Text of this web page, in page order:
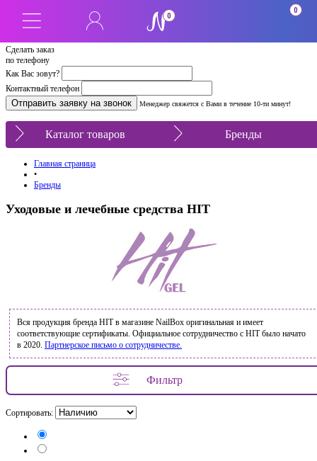
Сделать заказ
по телефону
Как Вас зовут?
Контактный телефон
Менеджер свяжется с Вами в течение 10-ти минут!
0
0
Каталог товаров Бренды
Главная страница
•
Бренды
Уходовые и лечебные средства HIT
Вся продукция бренда HIT в магазине NailBox оригинальная и имеет
соответствующие сертификаты. Официальное сотрудничество с HIT было начато
в 2020. Партнерское письмо о сотрудничестве.
Фильтр
Сортировать: